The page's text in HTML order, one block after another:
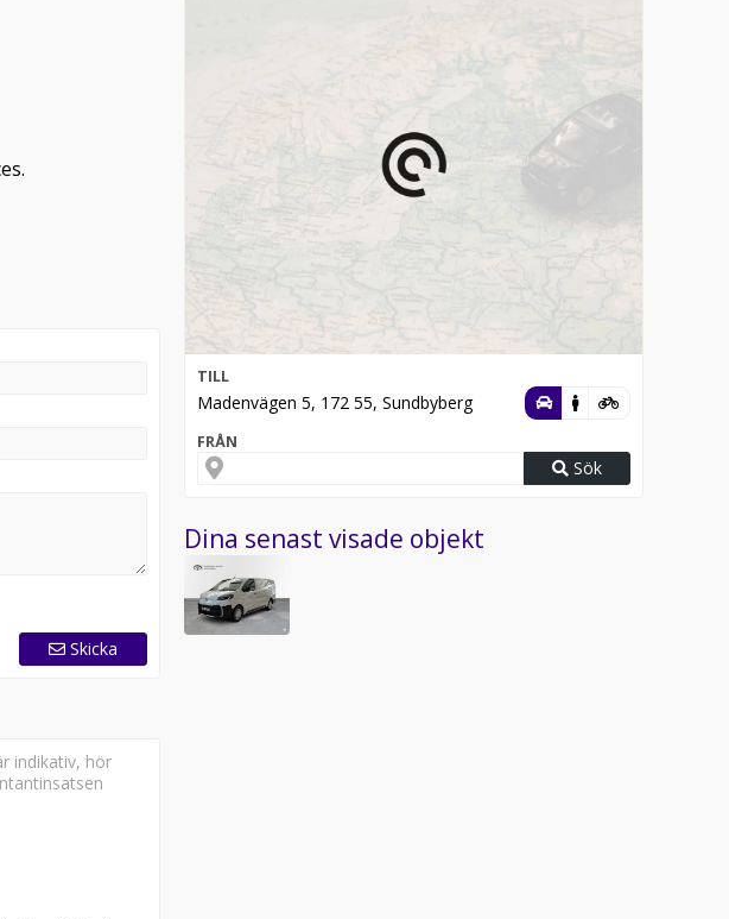
Skicka
indikativ, hör
TILL
Madenvägen 5, 172 55, Sundbyberg
FRÅN
Sök
Dina senast visade objekt